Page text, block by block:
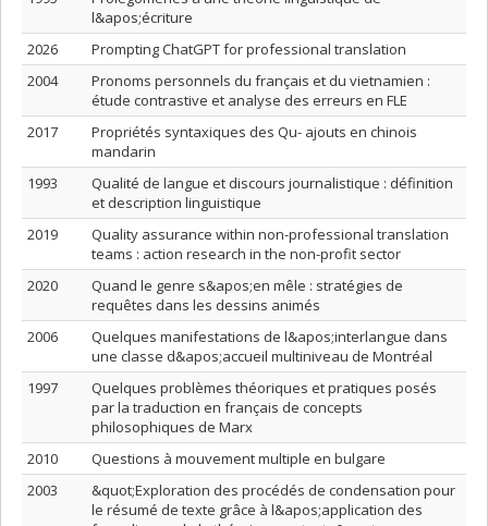
l&apos;écriture
2026
Prompting ChatGPT for professional translation
2004
Pronoms personnels du français et du vietnamien :
étude contrastive et analyse des erreurs en FLE
2017
Propriétés syntaxiques des Qu- ajouts en chinois
mandarin
1993
Qualité de langue et discours journalistique : définition
et description linguistique
2019
Quality assurance within non-professional translation
teams : action research in the non-profit sector
2020
Quand le genre s&apos;en mêle : stratégies de
requêtes dans les dessins animés
2006
Quelques manifestations de l&apos;interlangue dans
une classe d&apos;accueil multiniveau de Montréal
1997
Quelques problèmes théoriques et pratiques posés
par la traduction en français de concepts
philosophiques de Marx
2010
Questions à mouvement multiple en bulgare
2003
&quot;Exploration des procédés de condensation pour
le résumé de texte grâce à l&apos;application des